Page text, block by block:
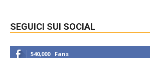
SEGUICI SUI SOCIAL
540,000 Fans